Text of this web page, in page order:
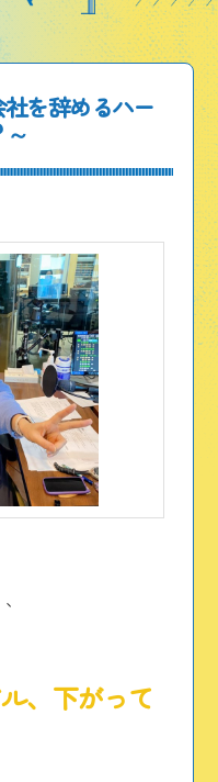
社を辞めるハー
、下がって